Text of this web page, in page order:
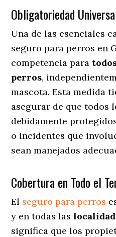
Obligatoriedad
Una de las esenciales
seguro para perros en
competencia para
perros,
mascota. Esta medida
asegurar de que todos
debidamente
o incidentes que
sean manejados
Cobertura en Todo el
El seguro para perros
y en todas las
significa que los